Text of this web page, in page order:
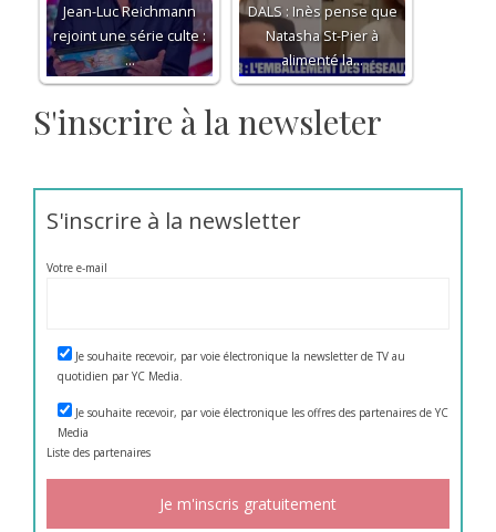
Jean-Luc Reichmann
rejoint une série culte :
…
DALS : Inès pense que
Natasha St-Pier à
alimenté la…
S'inscrire à la newsleter
S'inscrire à la newsletter
Votre e-mail
Je souhaite recevoir, par voie électronique la newsletter de TV au
quotidien par YC Media.
Je souhaite recevoir, par voie électronique les offres des partenaires de YC
Media
Liste des partenaires